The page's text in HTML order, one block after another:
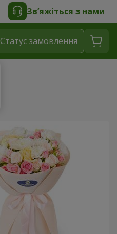
Зв’яжіться з нами
Статус замовлення